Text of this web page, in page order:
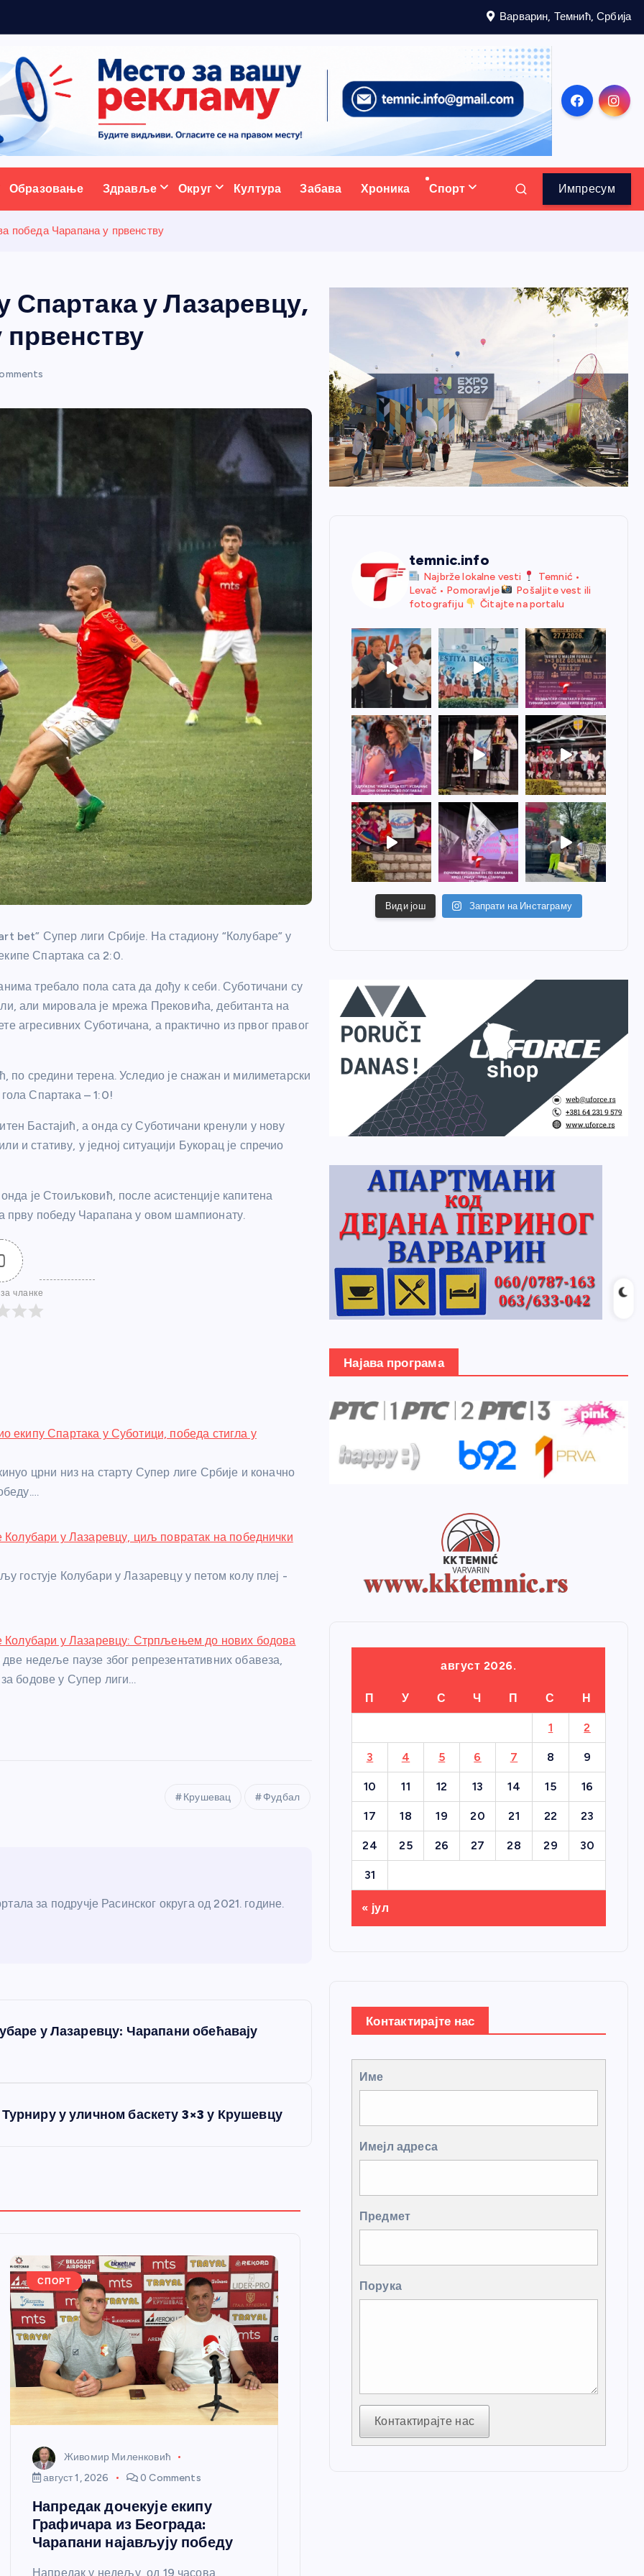
Варварин, Темнић, Србија
портал
Образовање Здравље Округ Култура Забава Хроника Спорт Импресум
победа Чарапана у првенству
Спартака у Лазаревцу,
bet” Супер лиги Србије. На стадиону “Колубаре” у
Спартака са 2:0.
требало пола сата да дођу к себи. Суботичани су
али мировала је мрежа Прековића, дебитанта на
агресивних Суботичана, а практично из првог правог
по средини терена. Уследио је снажан и милиметарски
Спартака – 1:0!
Бастајић, а онда су Суботичани кренули у нову
и стативу, у једној ситуацији Букорац је спречио
је Стоиљковић, после асистенције капитена
прву победу Чарапана у овом шампионату.
чланке
екипу Спартака у Суботици, победа стигла у
црни низ на старту Супер лиге Србије и коначно
Колубари у Лазаревцу, циљ повратак на победнички
гостује Колубари у Лазаревцу у петом колу плеј -
Колубари у Лазаревцу: Стрпљењем до нових бодова
недеље паузе због репрезентативних обавеза,
бодове у Супер лиги…
Крушевац Фудбал
за подручје Расинског округа од 2021. године.
у Лазаревцу: Чарапани обећавају
у уличном баскету 3×3 у Крушевцу
СПОРТ
Живомир Миленковић
август 1, 2026
0 Comments
Напредак дочекује екипу
Графичара из Београда:
Чарапани најављују победу
Напредак у недељу, од 19 часова,
temnic.info
Najbrže lokalne vesti
Temnić •
Levač • Pomoravlje
Pošaljite vest ili
fotografiju
Čitajte na portalu
Види још Запрати на Инстаграму
Најава програма
август 2026.
П У С Ч П С Н
1 2
3 4 5 6 7 8 9
10 11 12 13 14 15 16
17 18 19 20 21 22 23
24 25 26 27 28 29 30
31
« јул
Контактирајте нас
Име
Имејл адреса
Предмет
Порука
Контактирајте нас